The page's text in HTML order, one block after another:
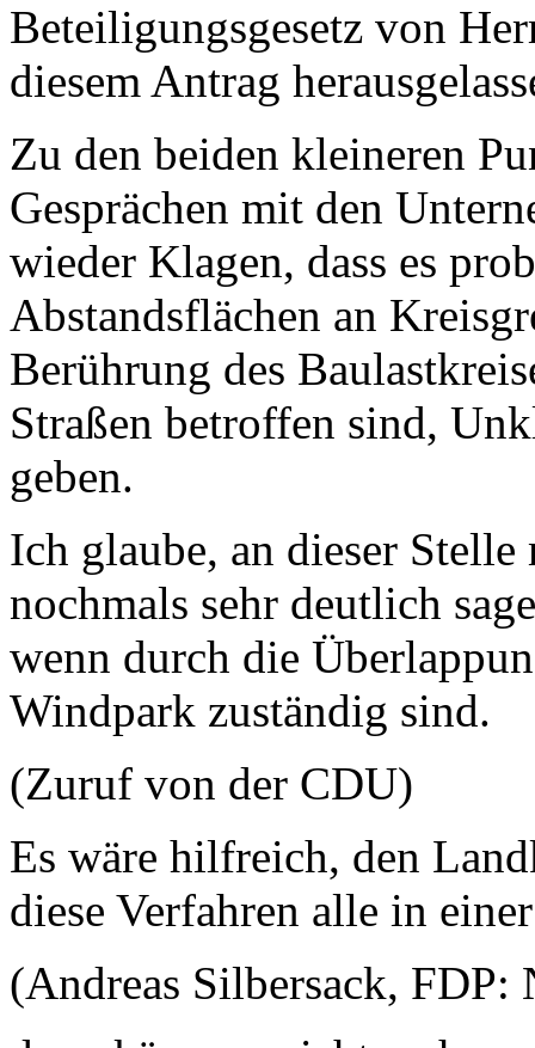
Beteiligungsgesetz von
diesem Antrag
Zu den beiden kleineren
Gesprächen mit den
wieder Klagen, dass es
Abstandsflächen an
Berührung des
Straßen betroffen sind,
geben.
Ich glaube, an dieser
nochmals sehr deutlich
wenn durch die
Windpark zuständig sind.
(Zuruf von der CDU)
Es wäre hilfreich, den
diese Verfahren alle in
(Andreas Silbersack, FDP: